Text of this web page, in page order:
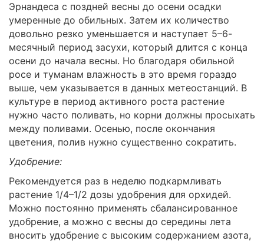
Эрнандеса с поздней весны до осени осадки
умеренные до обильных. Затем их количество
довольно резко уменьшается и наступает 5–6-
месячный период засухи, который длится с конца
осени до начала весны. Но благодаря обильной
росе и туманам влажность в это время гораздо
выше, чем указывается в данных метеостанций. В
культуре в период активного роста растение
нужно часто поливать, но корни должны просыхать
между поливами. Осенью, после окончания
цветения, полив нужно существенно сократить.
Удобрение:
Рекомендуется раз в неделю подкармливать
растение 1/4–1/2 дозы удобрения для орхидей.
Можно постоянно применять сбалансированное
удобрение, а можно с весны до середины лета
вносить удобрение с высоким содержанием азота,